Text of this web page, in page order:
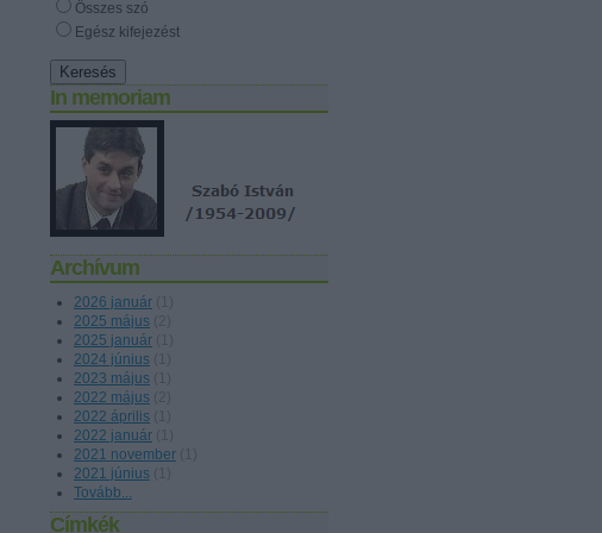
Összes szó
Egész kifejezést
In memoriam
Archívum
2026 január
2025 május
2025 január
2024 június
2023 május
2022 május
2022 április
2022 január
2021 november
2021 június
Tovább...
Címkék